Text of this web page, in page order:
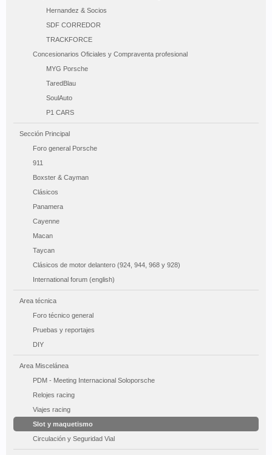
Hernandez & Socios
SDF CORREDOR
TRACKFORCE
Concesionarios Oficiales y Compraventa profesional
MYG Porsche
TaredBlau
SoulAuto
P1 CARS
Sección Principal
Foro general Porsche
911
Boxster & Cayman
Clásicos
Panamera
Cayenne
Macan
Taycan
Clásicos de motor delantero (924, 944, 968 y 928)
International forum (english)
Area técnica
Foro técnico general
Pruebas y reportajes
DIY
Area Miscelánea
PDM - Meeting Internacional Soloporsche
Relojes racing
Viajes racing
Slot y maquetismo
Circulación y Seguridad Vial